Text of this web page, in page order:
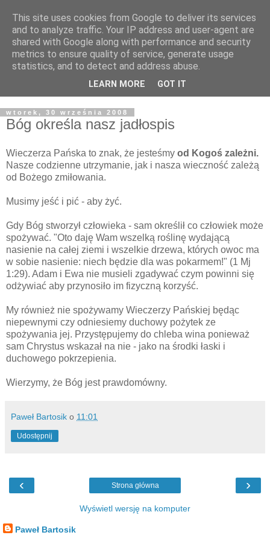
Żyjąc wiarą w REALNYM
świecie
Blog pastora Pawła Bartosika
wtorek, 30 września 2008
Bóg określa nasz jadłospis
Wieczerza Pańska to znak, że jesteśmy od Kogoś zależni.
Nasze codzienne utrzymanie, jak i nasza wieczność zależą
od Bożego zmiłowania.
Musimy jeść i pić - aby żyć.
Gdy Bóg stworzył człowieka - sam określił co człowiek może
spożywać. "Oto daję Wam wszelką roślinę wydającą
nasienie na całej ziemi i wszelkie drzewa, których owoc ma
w sobie nasienie: niech będzie dla was pokarmem!" (1 Mj
1:29). Adam i Ewa nie musieli zgadywać czym powinni się
odżywiać aby przynosiło im fizyczną korzyść.
My również nie spożywamy Wieczerzy Pańskiej będąc
niepewnymi czy odniesiemy duchowy pożytek ze
spożywania jej. Przystępujemy do chleba wina ponieważ
sam Chrystus wskazał na nie - jako na środki łaski i
duchowego pokrzepienia.
Wierzymy, że Bóg jest prawdomówny.
Paweł Bartosik o 11:01
Udostępnij
‹ ›
Strona główna
Wyświetl wersję na komputer
Paweł Bartosik
This site uses cookies from Google to deliver its services
and to analyze traffic. Your IP address and user-agent are
shared with Google along with performance and security
metrics to ensure quality of service, generate usage
statistics, and to detect and address abuse.
LEARN MORE GOT IT